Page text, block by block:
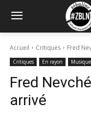
Accueil Critiques Fred
Critiques En rayon
Fred
arrivé